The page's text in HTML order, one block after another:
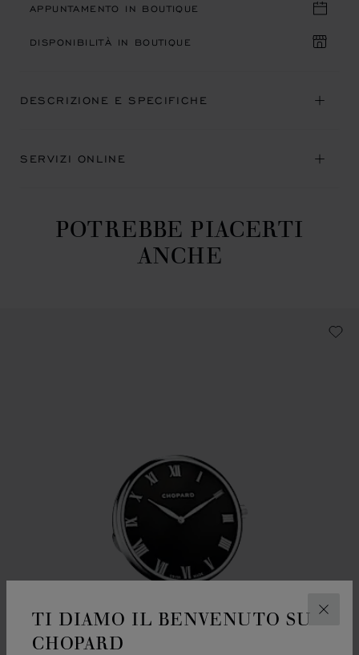
TI DIAMO IL BENVENUTO SU
CHOPARD
APPUNTAMENTO IN BOUTIQUE
DISPONIBILITÀ IN BOUTIQUE
DESCRIZIONE E SPECIFICHE
SERVIZI ONLINE
POTREBBE PIACERTI
ANCHE